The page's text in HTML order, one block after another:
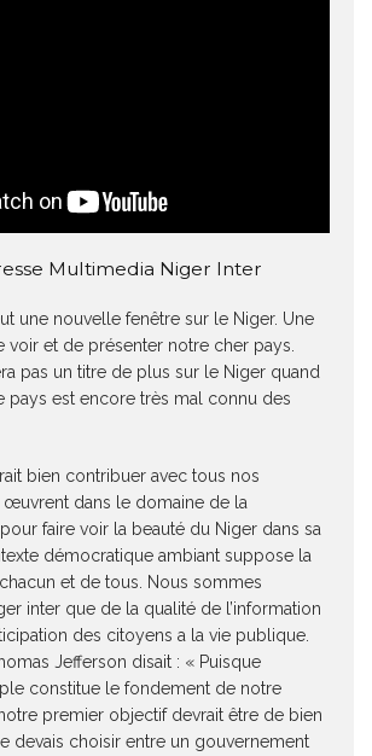
Multimedia Niger Inter
une nouvelle fenêtre sur le Niger. Une
voir et de présenter notre cher pays.
pas un titre de plus sur le Niger quand
pays est encore très mal connu des
bien contribuer avec tous nos
dans le domaine de la
faire voir la beauté du Niger dans sa
démocratique ambiant suppose la
et de tous. Nous sommes
inter que de la qualité de l’information
des citoyens a la vie publique.
Jefferson disait : « Puisque
constitue le fondement de notre
premier objectif devrait être de bien
devais choisir entre un gouvernement